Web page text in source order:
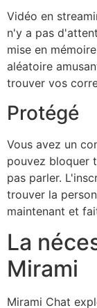
Vidéo en
n'y a pas
mise en
aléatoire
trouver vos
Protégé
Vous avez un
pouvez bloquer
pas parler.
trouver la
maintenant et
La
Mirami
Mirami Chat